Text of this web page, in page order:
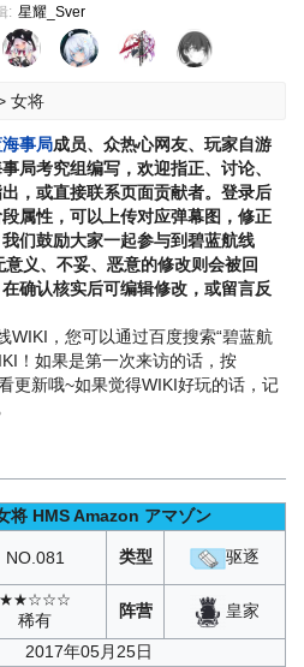
: 星耀_Sver
女将
事局成员、众热心网友、玩家自游
局考究组编写，欢迎指正、讨论、
，或直接联系页面贡献者。登录后
属性，可以上传对应弹幕图，修正
们鼓励大家一起参与到碧蓝航线
义、不妥、恶意的修改则会被回
确认核实后可编辑修改，或留言反
WIKI，您可以通过百度搜索“碧蓝航
！如果是第一次来访的话，按
更新哦~如果觉得WIKI好玩的话，记
将 HMS Amazon アマゾン
NO.081 类型 驱逐
★★☆☆☆
稀有 阵营 皇家
2017年05月25日